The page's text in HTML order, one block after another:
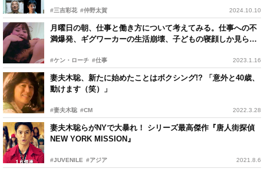
#三吉彩花 #仲野太賀 2024.10.10
月曜日の朝、仕事と働き方について考えてみる。仕事への不
満爆発、ギグワーカーの生活崩壊、子どもの寝顔しか見られ
#ケン・ローチ #仕事 2023.1.16
妻夫木聡、新たに始めたことはボクシング!? 「意外と40歳、
動けます（笑）」
#妻夫木聡 #CM 2022.3.28
妻夫木聡らがNYで大暴れ！ シリーズ最高傑作『唐人街探偵
NEW YORK MISSION』
#JUVENILE #アジア 2021.8.6